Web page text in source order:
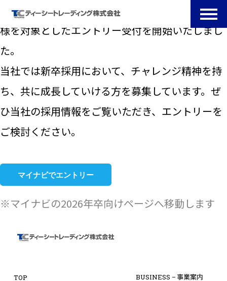
2025年3月1日より、2026年卒業予定の学生の皆
様を対象としたエントリー受付を開始いたしまし
た。
当社では新卒採用において、チャレンジ精神を持
ち、共に成長していける方を募集しています。ぜ
ひ当社の採用情報をご覧いただき、エントリーを
ご検討ください。
マイナビでエントリー
※マイナビの2026年卒向けページへ移動します
TOP BUSINESS − 事業案内